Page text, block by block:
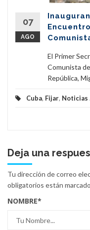
07
AGO
El Primer
Comunista
República,
Cuba, Fijar, Noticias
Deja una
Tu dirección de correo
obligatorios están
NOMBRE*